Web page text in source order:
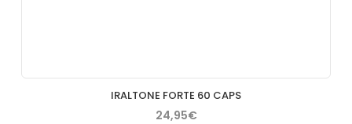
IRALTONE FORTE 60 CAPS
24,95€